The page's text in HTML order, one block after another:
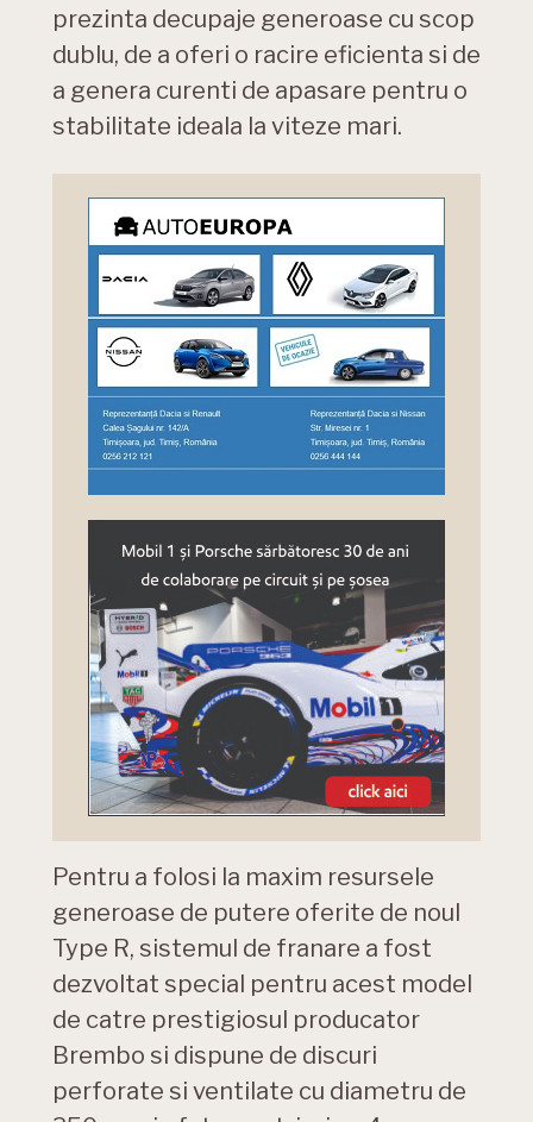
prezinta decupaje generoase cu scop
dublu, de a oferi o racire eficienta si de
a genera curenti de apasare pentru o
stabilitate ideala la viteze mari.
Pentru a folosi la maxim resursele
generoase de putere oferite de noul
Type R, sistemul de franare a fost
dezvoltat special pentru acest model
de catre prestigiosul producator
Brembo si dispune de discuri
perforate si ventilate cu diametru de